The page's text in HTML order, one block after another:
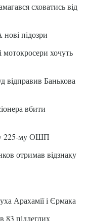
сховатись від
підозри
хочуть
відправив Банькова
вбити
у 225-му ОШП
отримав відзнаку
Арахамії і Єрмака
83 підлеглих